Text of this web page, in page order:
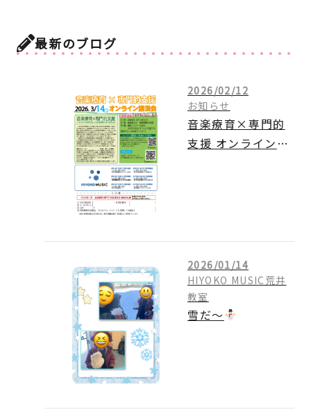
最新のブログ
2026/02/12
お知らせ
音楽療育×専門的
支援 オンライン講
2026/01/14
HIYOKO MUSIC荒井
教室
雪だ～